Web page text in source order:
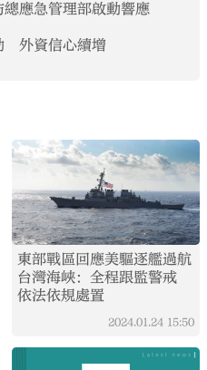
應急管理部啟動響應
外資信心續增
東部戰區回應美驅逐艦過航
台灣海峽：全程跟監警戒
依法依規處置
2024.01.24 15:50